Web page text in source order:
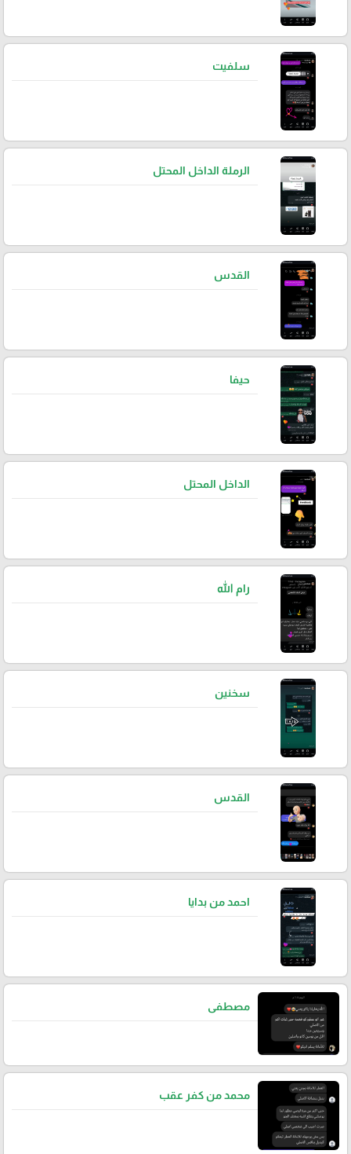
سلفيت
الرملة الداخل المحتل
القدس
حيفا
الداخل المحتل
رام الله
سخنين
القدس
احمد من بدايا
مصطفى
محمد من كفر عقب